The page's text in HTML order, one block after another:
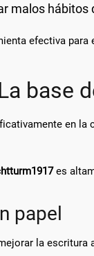
malos
efectiva
base
en
es
papel
la escritura